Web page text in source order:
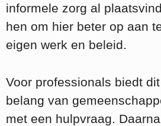
informele zorg al
hen om hier beter op aan
eigen werk en beleid.
Voor professionals biedt
belang van
met een hulpvraag.